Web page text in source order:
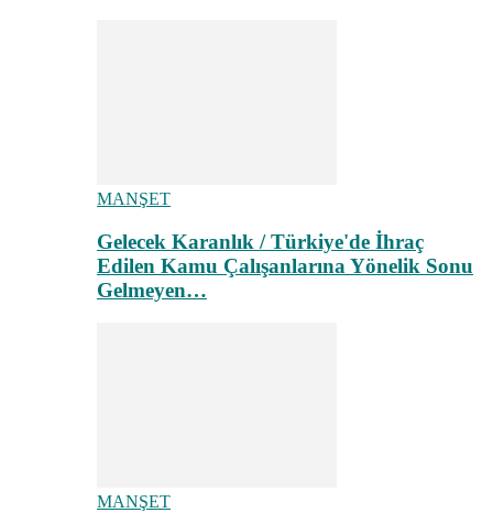
MANŞET
Gelecek Karanlık / Türkiye'de İhraç
Edilen Kamu Çalışanlarına Yönelik Sonu
Gelmeyen…
MANŞET